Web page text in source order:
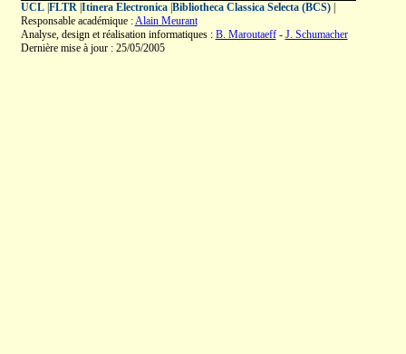
UCL| FLTR| Itinera Electronica| Bibliotheca Classica Selecta (BCS)|
Responsable académique :Alain Meurant
Analyse, design et réalisation informatiques : B. Maroutaeff- J. Schumacher
Dernière mise à jour : 25/05/2005